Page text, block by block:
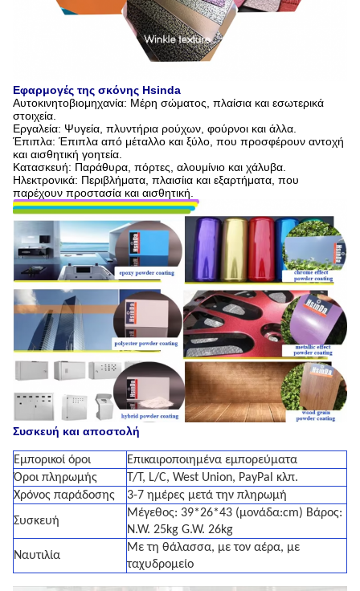
Εφαρμογές της σκόνης Hsinda
Αυτοκινητοβιομηχανία: Μέρη σώματος, πλαίσια και εσωτερικά
στοιχεία.
Εργαλεία: Ψυγεία, πλυντήρια ρούχων, φούρνοι και άλλα.
Έπιπλα: Έπιπλα από μέταλλο και ξύλο, που προσφέρουν αντοχή
και αισθητική γοητεία.
Κατασκευή: Παράθυρα, πόρτες, αλουμίνιο και χάλυβα.
Ηλεκτρονικά: Περιβλήματα, πλαισίια και εξαρτήματα, που
παρέχουν προστασία και αισθητική.
Συσκευή και αποστολή
Εμπορικοί όροι
Επικαιροποιημένα εμπορεύματα
Όροι πληρωμής
T/T, L/C, West Union, PayPal κλπ.
Χρόνος παράδοσης
3-7 ημέρες μετά την πληρωμή
Συσκευή
Μέγεθος: 39*26*43 (μονάδα:cm) Βάρος:
N.W. 25kg G.W. 26kg
Ναυτιλία
Με τη θάλασσα, με τον αέρα, με
ταχυδρομείο